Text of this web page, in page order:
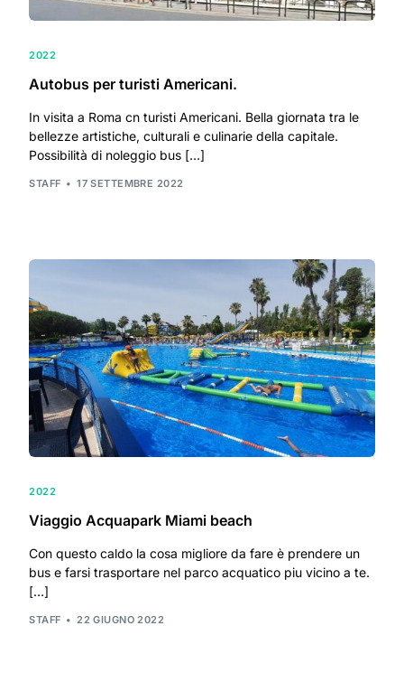
2022
Autobus per turisti Americani.
In visita a Roma cn turisti Americani. Bella giornata tra le
bellezze artistiche, culturali e culinarie della capitale.
Possibilità di noleggio bus […]
STAFF 17 SETTEMBRE 2022
2022
Viaggio Acquapark Miami beach
Con questo caldo la cosa migliore da fare è prendere un
bus e farsi trasportare nel parco acquatico piu vicino a te.
[…]
STAFF 22 GIUGNO 2022